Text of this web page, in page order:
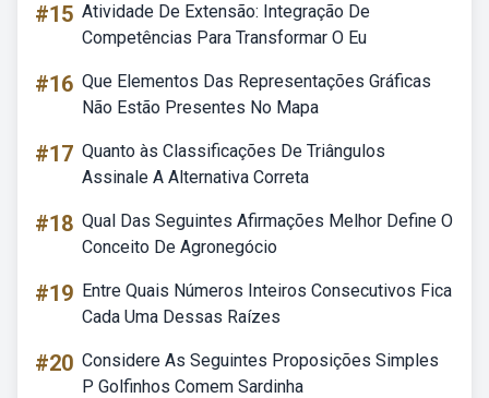
#15 Atividade De Extensão: Integração De
Competências Para Transformar O Eu
#16 Que Elementos Das Representações Gráficas
Não Estão Presentes No Mapa
#17 Quanto às Classificações De Triângulos
Assinale A Alternativa Correta
#18 Qual Das Seguintes Afirmações Melhor Define O
Conceito De Agronegócio
#19 Entre Quais Números Inteiros Consecutivos Fica
Cada Uma Dessas Raízes
#20 Considere As Seguintes Proposições Simples
P Golfinhos Comem Sardinha